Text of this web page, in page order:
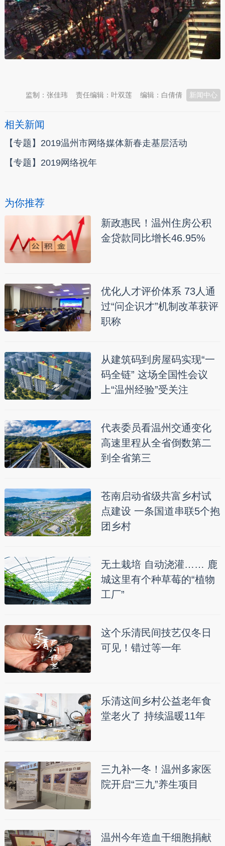
新闻中心
编辑：白倩倩
责任编辑：叶双莲
监制：张佳玮
相关新闻
【专题】2019温州市网络媒体新春走基层活动
【专题】2019网络祝年
为你推荐
新政惠民！温州住房公积
金贷款同比增长46.95%
优化人才评价体系 73人通
过“问企识才”机制改革获评
职称
从建筑码到房屋码实现“一
码全链” 这场全国性会议
上“温州经验”受关注
代表委员看温州交通变化
高速里程从全省倒数第二
到全省第三
苍南启动省级共富乡村试
点建设 一条国道串联5个抱
团乡村
无土栽培 自动浇灌…… 鹿
城这里有个种草莓的“植物
工厂”
这个乐清民间技艺仅冬日
可见！错过等一年
乐清这间乡村公益老年食
堂老火了 持续温暖11年
三九补一冬！温州多家医
院开启“三九”养生项目
温州今年造血干细胞捐献